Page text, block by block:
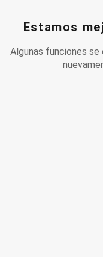
Estamos
Algunas funciones